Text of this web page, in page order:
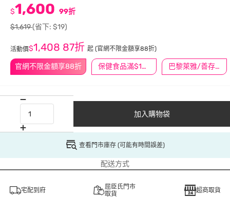
官網不限金額享88折 保健食品滿$1200送$100 巴黎萊雅/善存/挺立/克補滿$1588折$100
$1,600 99折
$1,619(省下: $19)
活動價$1,408 87折 起 (官網不限金額享88折)
加入購物袋
查看門市庫存 (可能有時間誤差)
配送方式
宅配到府
屈臣氏門市
取貨
超商取貨